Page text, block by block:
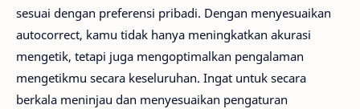
sesuai dengan preferensi pribadi. Dengan menyesuaikan
autocorrect, kamu tidak hanya meningkatkan akurasi
mengetik, tetapi juga mengoptimalkan pengalaman
mengetikmu secara keseluruhan. Ingat untuk secara
berkala meninjau dan menyesuaikan pengaturan